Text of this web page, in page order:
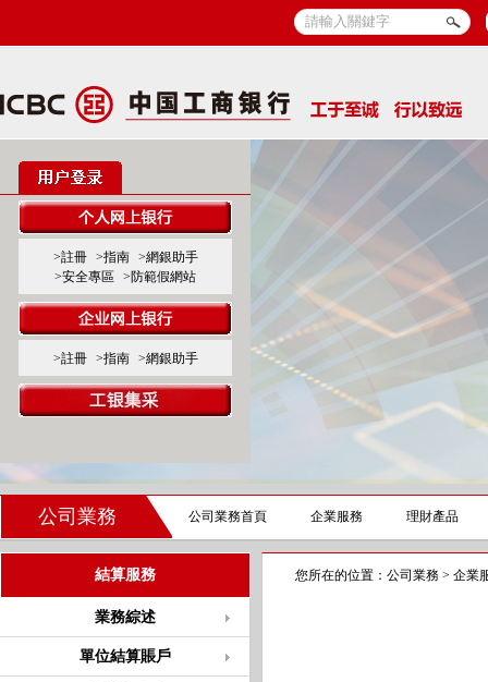
>註冊 >指南
>網銀助手
>安全專區
>防範假網站
>註冊 >指南 >網銀助手
公司業務 公司業務首頁 企業服務 理財產品
結算服務
業務綜述
單位結算賬戶
您所在的位置： 公司業務 > 企業